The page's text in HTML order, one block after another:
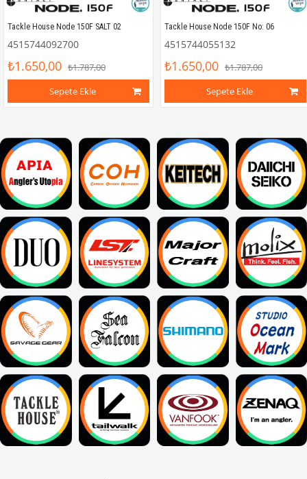
Tackle House Node 150F SALT 02
4515744092700
₺1.650,00 ₺1.787,00
Sepete Ekle
Tackle House Node 150F No: 06
4515744055132
₺1.650,00 ₺1.787,00
Sepete Ekle